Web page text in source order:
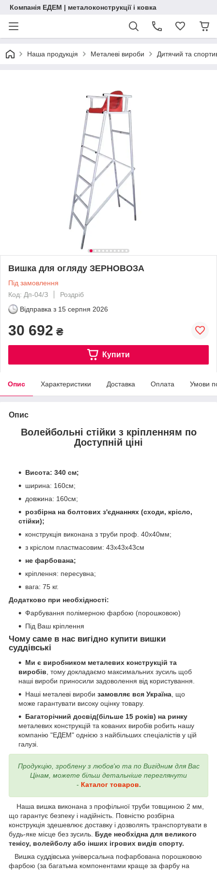
Компанія ЕДЕМ | металоконструкції і ковка
Наша продукція Металеві вироби Дитячий та
Вишка для огляду ЗЕРНОВОЗА
Під замовлення
Код: Дп-04/З
Роздріб
Відправка з 15 серпня 2026
30 692 ₴
Купити
Опис Характеристики Доставка Оплата Умови
Опис
Волейбольні стійки з кріпленням по
Доступній ціні
Висота: 340 см;
ширина: 160см;
довжина: 160см;
розбірна на болтових з'єднаннях (сходи, крісло,
стійки);
конструкція виконана з труби проф. 40х40мм;
з кріслом пластмасовим: 43х43х43см
не фарбована;
кріплення: пересувна;
вага: 75 кг.
Додатково при необхідності:
Фарбування полімерною фарбою (порошковою)
Під Ваш кріплення
Чому саме в нас вигідно купити вишки
суддівські
Ми є виробником металевих конструкцій та
виробів, тому докладаємо максимальних зусиль щоб
наші вироби приносили задоволення від користування.
Наші металеві вироби замовляє вся Україна, що
може гарантувати високу оцінку товару.
Багаторічний досвід(більше 15 років) на ринку
металевих конструкцій та кованих виробів робить нашу
компанію "ЕДЕМ" однією з найбільших спеціалістів у цій
галузі.
Продукцію, зроблену з любов'ю та по Вигідним для Вас
Цінам, можете більш детальніше переглянути
- Каталог товаров.
Наша вишка виконана з профільної труби товщиною 2 мм,
що гарантує безпеку і надійність. Повністю розбірна
конструкція здешевлює доставку і дозволять транспортувати в
будь-яке місце без зусиль. Буде необхідна для великого
тенісу, волейболу або інших ігрових видів спорту.
Вишка суддівська універсальна пофарбована порошковою
фарбою (за багатьма компонентами краще за фарбу на